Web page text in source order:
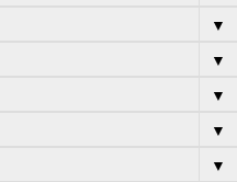
▼
▼
▼
▼
▼